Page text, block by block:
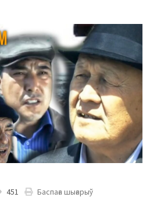
451 Баспаға шығарыў